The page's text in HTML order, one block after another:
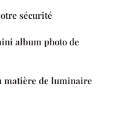
sécurité
album photo de
matière de luminaire